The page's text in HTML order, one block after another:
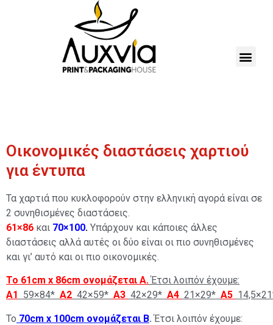
Οικονομικές διαστάσεις χαρτιού
για έντυπα
Τα χαρτιά που κυκλοφορούν στην ελληνική αγορά είναι σε
2 συνηθισμένες διαστάσεις.
61×86 και 70×100. Υπάρχουν και κάποιες άλλες
διαστάσεις αλλά αυτές οι δύο είναι οι πιο συνηθισμένες
και γι’ αυτό και οι πιο οικονομικές.
To 61cm x 86cm ονομάζεται Α.Έτσι λοιπόν έχουμε:
Α1
59×84* Α2 42×59* Α3 42×29* Α4 21×29* Α5
To 70cm x 100cm ονομάζεται Β. Έτσι λοιπόν έχουμε: